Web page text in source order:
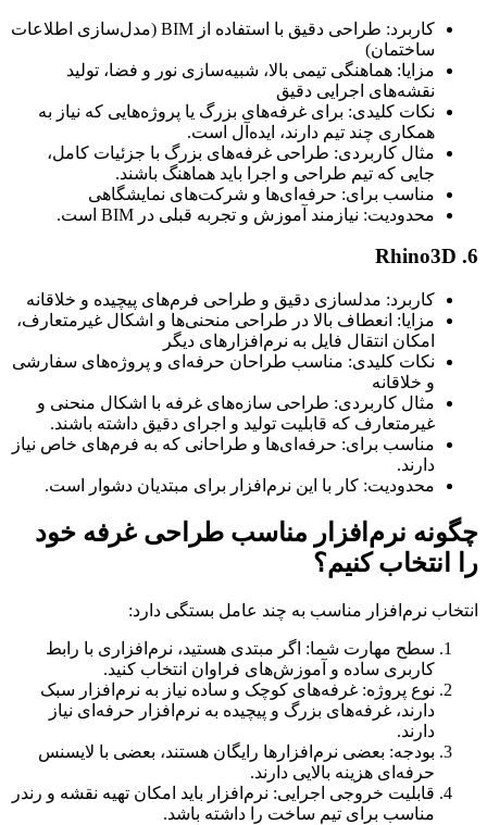
کاربرد: طراحی دقیق با استفاده از BIM (مدل‌سازی اطلاعات
ساختمان)
مزایا: هماهنگی تیمی بالا، شبیه‌سازی نور و فضا، تولید
نقشه‌های اجرایی دقیق
نکات کلیدی: برای غرفه‌های بزرگ یا پروژه‌هایی که نیاز به
همکاری چند تیم دارند، ایده‌آل است.
مثال کاربردی: طراحی غرفه‌های بزرگ با جزئیات کامل،
جایی که تیم طراحی و اجرا باید هماهنگ باشند.
مناسب برای: حرفه‌ای‌ها و شرکت‌های نمایشگاهی
محدودیت: نیازمند آموزش و تجربه قبلی در BIM است.
کاربرد: مدلسازی دقیق و طراحی فرم‌های پیچیده و خلاقانه
مزایا: انعطاف بالا در طراحی منحنی‌ها و اشکال غیرمتعارف،
امکان انتقال فایل به نرم‌افزارهای دیگر
نکات کلیدی: مناسب طراحان حرفه‌ای و پروژه‌های سفارشی
و خلاقانه
مثال کاربردی: طراحی سازه‌های غرفه با اشکال منحنی و
غیرمتعارف که قابلیت تولید و اجرای دقیق داشته باشند.
مناسب برای: حرفه‌ای‌ها و طراحانی که به فرم‌های خاص نیاز
دارند.
محدودیت: کار با این نرم‌افزار برای مبتدیان دشوار است.
نرم‌افزار مناسب طراحی غرفه خود
کنیم؟
نرم‌افزار مناسب به چند عامل بستگی دارد:
سطح مهارت شما: اگر مبتدی هستید، نرم‌افزاری با رابط
کاربری ساده و آموزش‌های فراوان انتخاب کنید.
نوع پروژه: غرفه‌های کوچک و ساده نیاز به نرم‌افزار سبک
دارند، غرفه‌های بزرگ و پیچیده به نرم‌افزار حرفه‌ای نیاز
دارند.
بودجه: بعضی نرم‌افزارها رایگان هستند، بعضی با لایسنس
حرفه‌ای هزینه بالایی دارند.
قابلیت خروجی اجرایی: نرم‌افزار باید امکان تهیه نقشه و رندر
مناسب برای تیم ساخت را داشته باشد.